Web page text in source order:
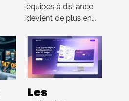
équipes à distance
devient de plus en...
Les